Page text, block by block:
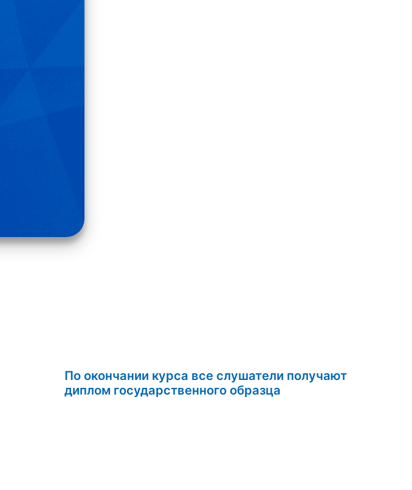
По окончании курса все слушатели получают
диплом государственного образца